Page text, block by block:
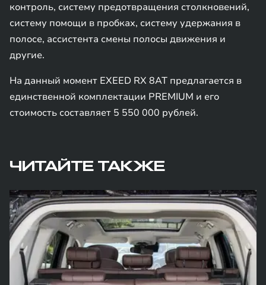
контроль, систему предотвращения столкновений,
систему помощи в пробках, систему удержания в
полосе, ассистента смены полосы движения и
другие.
На данный момент EXEED RX 8AT предлагается в
единственной комплектации PREMIUM и его
стоимость составляет 5 550 000 рублей.
ЧИТАЙТЕ ТАКЖЕ